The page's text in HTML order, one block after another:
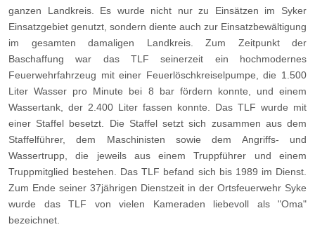
ganzen Landkreis. Es wurde nicht nur zu Einsätzen im Syker
Einsatzgebiet genutzt, sondern diente auch zur Einsatzbewältigung
im gesamten damaligen Landkreis. Zum Zeitpunkt der
Baschaffung war das TLF seinerzeit ein hochmodernes
Feuerwehrfahrzeug mit einer Feuerlöschkreiselpumpe, die 1.500
Liter Wasser pro Minute bei 8 bar fördern konnte, und einem
Wassertank, der 2.400 Liter fassen konnte. Das TLF wurde mit
einer Staffel besetzt. Die Staffel setzt sich zusammen aus dem
Staffelführer, dem Maschinisten sowie dem Angriffs- und
Wassertrupp, die jeweils aus einem Truppführer und einem
Truppmitglied bestehen. Das TLF befand sich bis 1989 im Dienst.
Zum Ende seiner 37jährigen Dienstzeit in der Ortsfeuerwehr Syke
wurde das TLF von vielen Kameraden liebevoll als "Oma"
bezeichnet.